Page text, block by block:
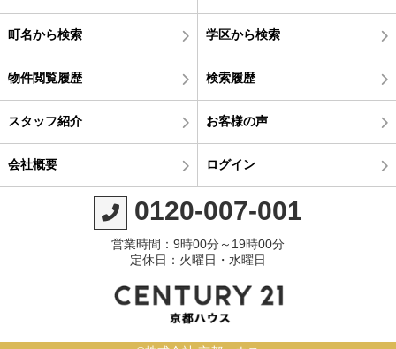
町名から検索 学区から検索
物件閲覧履歴 検索履歴
スタッフ紹介 お客様の声
会社概要 ログイン
0120-007-001
営業時間：9時00分～19時00分
定休日：火曜日・水曜日